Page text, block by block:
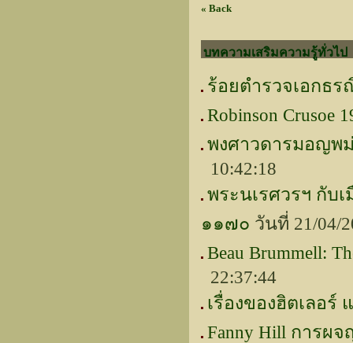
« Back
บทความเสริมความรู้ทั่วไป
ร้อยตำรวจเอกธ
Robinson Crusoe
พงศาวดารมอญพ
10:42:18
พระนเรศวรฯ กับ
๑๑๗๐ วันที่ 21/04/
Beau Brummell:
22:37:44
เรื่องของฮิตเลอร์
Fanny Hill การผ